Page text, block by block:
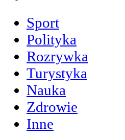
Sport
Polityka
Rozrywka
Turystyka
Nauka
Zdrowie
Inne